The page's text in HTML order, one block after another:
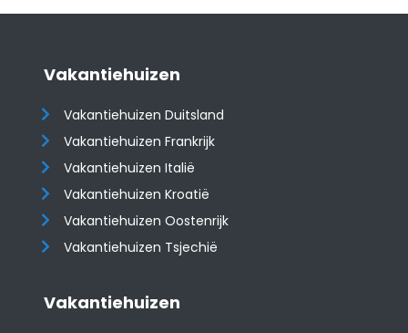
Vakantiehuizen
Vakantiehuizen Duitsland
Vakantiehuizen Frankrijk
Vakantiehuizen Italië
Vakantiehuizen Kroatië
​​​​​​​Vakantiehuizen Oostenrijk
Vakantiehuizen Tsjechië
Vakantiehuizen